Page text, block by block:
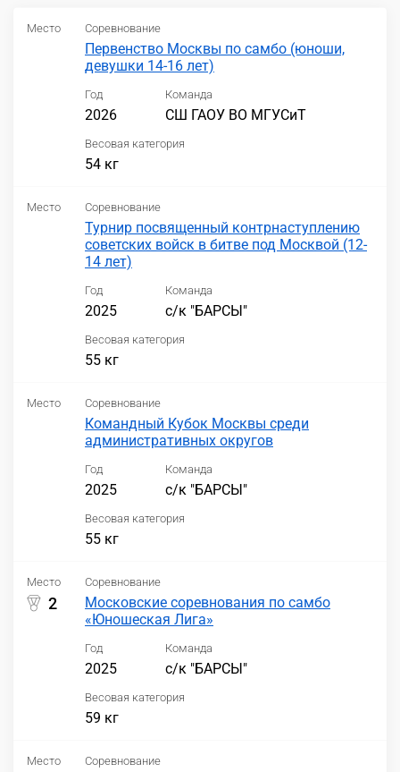
Место Соревнование
Первенство Москвы по самбо (юноши,
девушки 14-16 лет)
Год
2026
Команда
СШ ГАОУ ВО МГУСиТ
Весовая категория
54 кг
Место Соревнование
Турнир посвященный контрнаступлению
советских войск в битве под Москвой (12-
14 лет)
Год
2025
Команда
с/к "БАРСЫ"
Весовая категория
55 кг
Место Соревнование
Командный Кубок Москвы среди
административных округов
Год
2025
Команда
с/к "БАРСЫ"
Весовая категория
55 кг
Место
2
Соревнование
Московские соревнования по самбо
«Юношеская Лига»
Год
2025
Команда
с/к "БАРСЫ"
Весовая категория
59 кг
Место Соревнование